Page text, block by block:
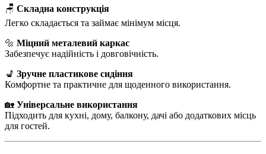
🪑 Складна конструкція
Легко складається та займає мінімум місця.
🔩 Міцний металевий каркас
Забезпечує надійність і довговічність.
💺 Зручне пластикове сидіння
Комфортне та практичне для щоденного використання.
🏡 Універсальне використання
Підходить для кухні, дому, балкону, дачі або додаткових місць
для гостей.